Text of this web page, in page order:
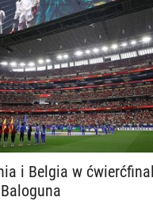
i Belgia w